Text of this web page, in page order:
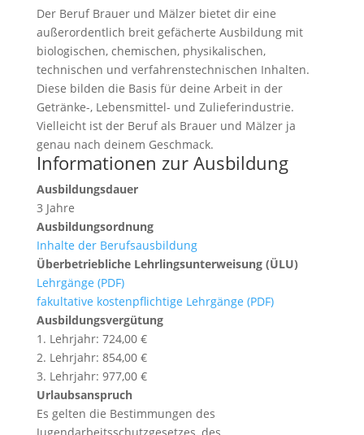
Der Beruf Brauer und Mälzer bietet dir eine
außerordentlich breit gefächerte Ausbildung mit
biologischen, chemischen, physikalischen,
technischen und verfahrenstechnischen Inhalten.
Diese bilden die Basis für deine Arbeit in der
Getränke-, Lebensmittel- und Zulieferindustrie.
Vielleicht ist der Beruf als Brauer und Mälzer ja
genau nach deinem Geschmack.
Informationen zur Ausbildung
Ausbildungsdauer
3 Jahre
Ausbildungsordnung
Inhalte der Berufsausbildung
Überbetriebliche Lehrlingsunterweisung (ÜLU)
Lehrgänge (PDF)
fakultative kostenpflichtige Lehrgänge (PDF)
Ausbildungsvergütung
1. Lehrjahr: 724,00 €
2. Lehrjahr: 854,00 €
3. Lehrjahr: 977,00 €
Urlaubsanspruch
Es gelten die Bestimmungen des